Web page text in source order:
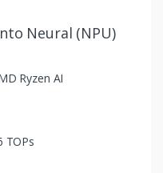
Neural (NPU)
Ryzen AI
TOPs